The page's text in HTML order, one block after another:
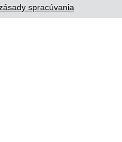
spracúvania